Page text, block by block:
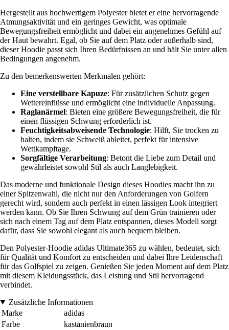
Hergestellt aus hochwertigem Polyester bietet er eine hervorragende
Atmungsaktivität und ein geringes Gewicht, was optimale
Bewegungsfreiheit ermöglicht und dabei ein angenehmes Gefühl auf
der Haut bewahrt. Egal, ob Sie auf dem Platz oder außerhalb sind,
dieser Hoodie passt sich Ihren Bedürfnissen an und hält Sie unter allen
Bedingungen angenehm.
Zu den bemerkenswerten Merkmalen gehört:
Eine verstellbare Kapuze: Für zusätzlichen Schutz gegen
Wettereinflüsse und ermöglicht eine individuelle Anpassung.
Raglanärmel: Bieten eine größere Bewegungsfreiheit, die für
einen flüssigen Schwung erforderlich ist.
Feuchtigkeitsabweisende Technologie: Hilft, Sie trocken zu
halten, indem sie Schweiß ableitet, perfekt für intensive
Wettkampftage.
Sorgfältige Verarbeitung: Betont die Liebe zum Detail und
gewährleistet sowohl Stil als auch Langlebigkeit.
Das moderne und funktionale Design dieses Hoodies macht ihn zu
einer Spitzenwahl, die nicht nur den Anforderungen von Golfern
gerecht wird, sondern auch perfekt in einen lässigen Look integriert
werden kann. Ob Sie Ihren Schwung auf dem Grün trainieren oder
sich nach einem Tag auf dem Platz entspannen, dieses Modell sorgt
dafür, dass Sie sowohl elegant als auch bequem bleiben.
Den Polyester-Hoodie adidas Ultimate365 zu wählen, bedeutet, sich
für Qualität und Komfort zu entscheiden und dabei Ihre Leidenschaft
für das Golfspiel zu zeigen. Genießen Sie jeden Moment auf dem Platz
mit diesem Kleidungsstück, das Leistung und Stil hervorragend
verbindet.
Zusätzliche Informationen
Marke
adidas
Farbe
kastanienbraun